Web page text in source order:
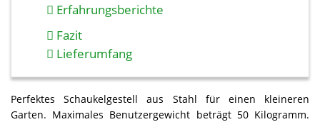
Erfahrungsberichte
Fazit
Lieferumfang
Perfektes Schaukelgestell aus Stahl für einen kleineren
Garten. Maximales Benutzergewicht beträgt 50 Kilogramm.